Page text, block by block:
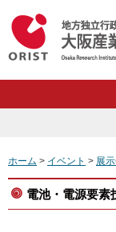
ホーム > イベント > 展
電池・電源要素